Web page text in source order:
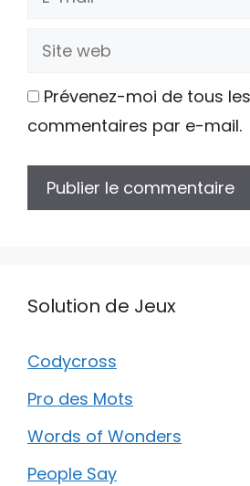
Site
Prévenez-moi de tous
commentaires par e-mail.
Solution de Jeux
Codycross
Pro des Mots
Words of Wonders
People Say